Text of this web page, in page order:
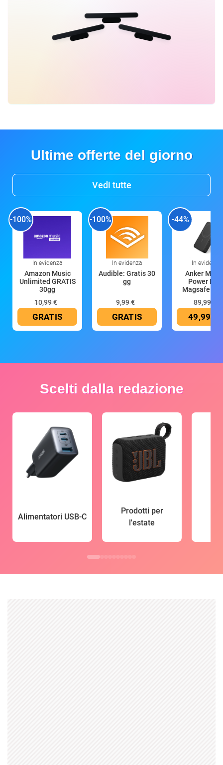
Ultime offerte del giorno
Vedi tutte
-100%
In evidenza
Amazon Music
Unlimited GRATIS
30gg
10,99 €
GRATIS
-100%
In evidenza
Audible: Gratis 30
gg
9,99 €
GRATIS
-44%
In evidenza
Anker
Power
Magsafe
89,99 €
49,99 €
Scelti dalla redazione
Alimentatori USB-C
Prodotti per
l'estate